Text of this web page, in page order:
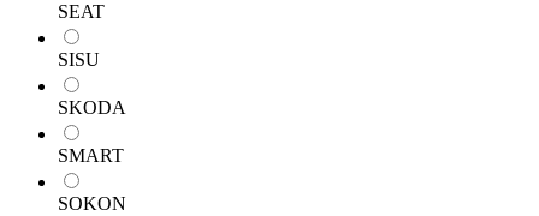
SEAT
SISU
SKODA
SMART
SOKON